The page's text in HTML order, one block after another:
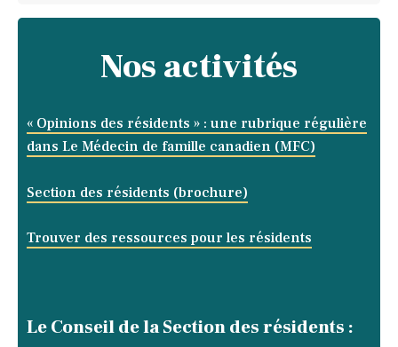
Nos activités
« Opinions des résidents » : une rubrique régulière
dans Le Médecin de famille canadien (MFC)
Section des résidents (brochure)
Trouver des ressources pour les résidents
Le Conseil de la Section des résidents :